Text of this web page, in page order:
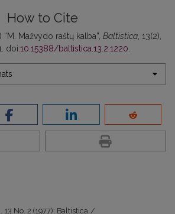
How to Cite
Mažvydo raštų kalba”, Baltistica , 13(2),
doi:10.15388/baltistica.13.2.1220
13 No. 2 (1977): Baltistica /